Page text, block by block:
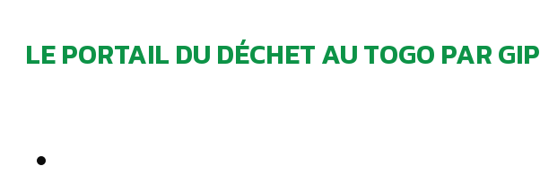
LE PORTAIL DU DÉCHET AU TOGO PAR GIP